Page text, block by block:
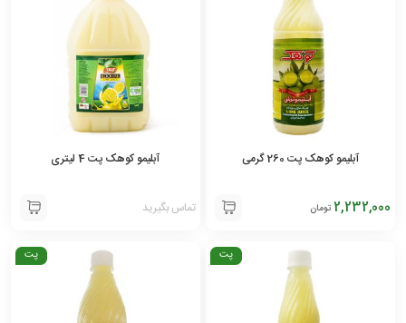
آبلیمو کوهک پت 260 گرمی
2,232,000 تومان
آبلیمو کوهک پت 4 لیتری
تماس بگیرید
پت پت